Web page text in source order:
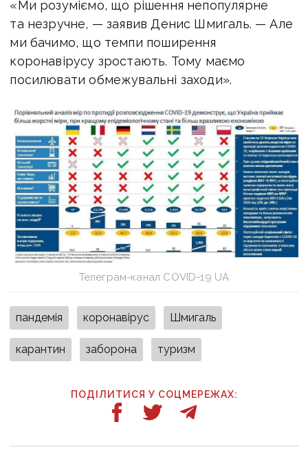
«Ми розуміємо, що рішення непопулярне
та незручне, — заявив Денис Шмигаль. — Але
ми бачимо, що темпи поширення
коронавірусу зростають. Тому маємо
посилювати обмежувальні заходи».
Телеграм-канал COVID-19 UA
пандемія коронавірус Шмигаль
карантин заборона туризм
ПОДІЛИТИСЯ У СОЦМЕРЕЖАХ: